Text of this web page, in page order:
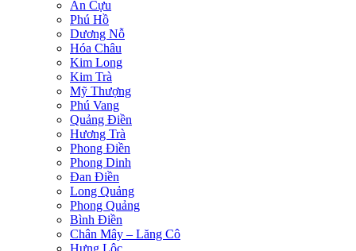
An Cựu
Phú Hồ
Dương Nỗ
Hóa Châu
Kim Long
Kim Trà
Mỹ Thượng
Phú Vang
Quảng Điền
Hương Trà
Phong Điền
Phong Dinh
Đan Điền
Long Quảng
Phong Quảng
Bình Điền
Chân Mây – Lăng Cô
Hưng Lộc